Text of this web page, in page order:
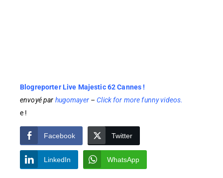
Blogreporter Live Majestic 62 Cannes !
envoyé par hugomayer–Click for more funny videos.
e !
Facebook Twitter
LinkedIn WhatsApp